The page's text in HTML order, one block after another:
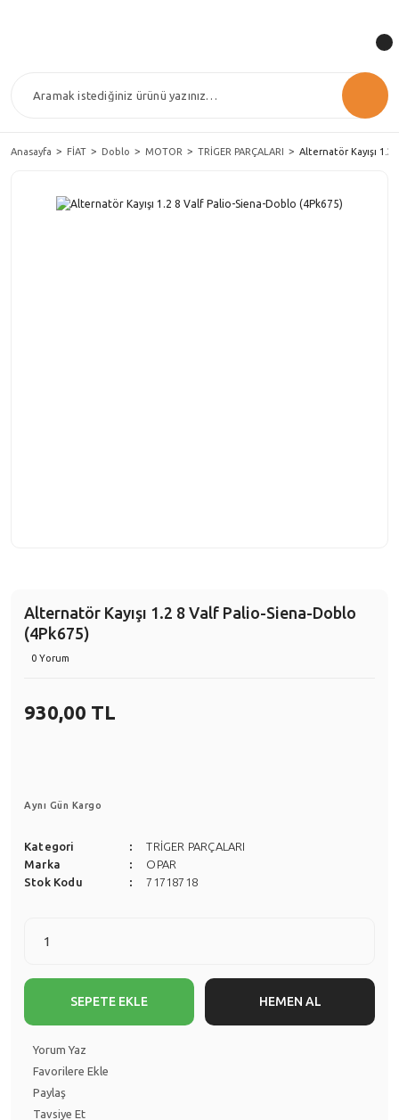
Anasayfa FİAT Doblo MOTOR TRİGER PARÇALARI Alternatör Kayışı 1.2
Alternatör Kayışı 1.2 8 Valf Palio-Siena-Doblo
(4Pk675)
0 Yorum
930,00 TL
Aynı Gün Kargo
Kategori
TRİGER PARÇALARI
Marka
OPAR
Stok Kodu
71718718
SEPETE EKLE HEMEN AL
Yorum Yaz
Paylaş
Tavsiye Et